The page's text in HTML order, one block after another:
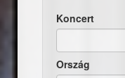
Koncert
Ország